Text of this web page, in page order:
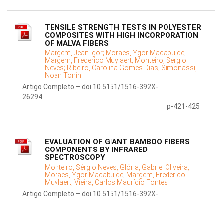
TENSILE STRENGTH TESTS IN POLYESTER
COMPOSITES WITH HIGH INCORPORATION
OF MALVA FIBERS
Margem, Jean Igor; Moraes, Ygor Macabu de;
Margem, Frederico Muylaert; Monteiro, Sergio
Neves; Ribeiro, Carolina Gomes Dias; Simonassi,
Noan Tonini
Artigo Completo – doi 10.5151/1516-392X-
26294
p-421-425
EVALUATION OF GIANT BAMBOO FIBERS
COMPONENTS BY INFRARED
SPECTROSCOPY
Monteiro, Sérgio Neves; Glória, Gabriel Oliveira;
Moraes, Ygor Macabu de; Margem, Frederico
Muylaert; Vieira, Carlos Maurício Fontes
Artigo Completo – doi 10.5151/1516-392X-